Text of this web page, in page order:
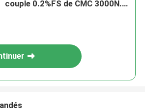
couple 0.2%FS de CMC 3000N.M